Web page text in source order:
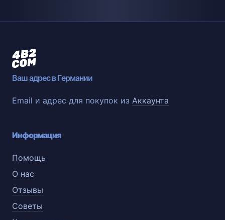
Ваш адрес в Германии
Email и адрес для покупок из Аккаунта
Информация
Помощь
О нас
Отзывы
Советы